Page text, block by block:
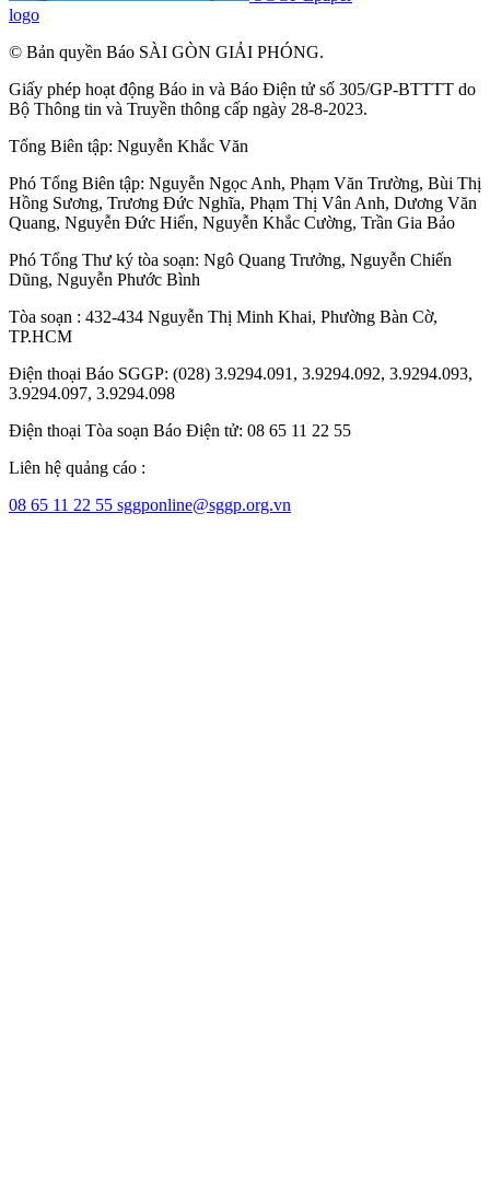
logo
© Bản quyền Báo SÀI GÒN GIẢI PHÓNG.
Giấy phép hoạt động Báo in và Báo Điện tử số 305/GP-BTTTT do
Bộ Thông tin và Truyền thông cấp ngày 28-8-2023.
Tổng Biên tập: Nguyễn Khắc Văn
Phó Tổng Biên tập: Nguyễn Ngọc Anh, Phạm Văn Trường, Bùi Thị
Hồng Sương, Trương Đức Nghĩa, Phạm Thị Vân Anh, Dương Văn
Quang, Nguyễn Đức Hiển, Nguyễn Khắc Cường, Trần Gia Bảo
Phó Tổng Thư ký tòa soạn: Ngô Quang Trưởng, Nguyễn Chiến
Dũng, Nguyễn Phước Bình
Tòa soạn : 432-434 Nguyễn Thị Minh Khai, Phường Bàn Cờ,
TP.HCM
Điện thoại Báo SGGP: (028) 3.9294.091, 3.9294.092, 3.9294.093,
3.9294.097, 3.9294.098
Điện thoại Tòa soạn Báo Điện tử: 08 65 11 22 55
Liên hệ quảng cáo :
08 65 11 22 55 sggponline@sggp.org.vn